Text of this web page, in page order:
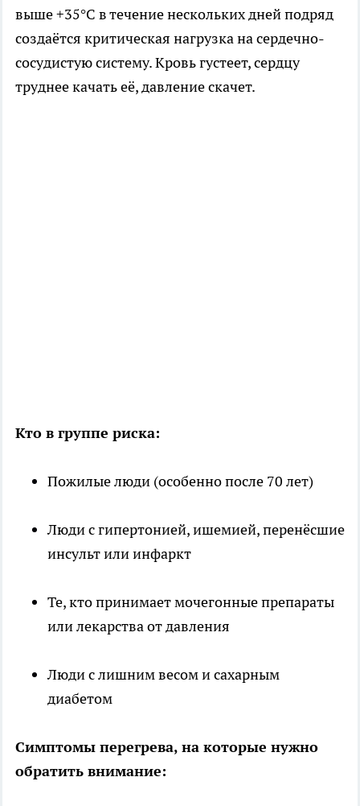
выше +35°C в течение нескольких дней подряд
создаётся критическая нагрузка на сердечно-
сосудистую систему. Кровь густеет, сердцу
труднее качать её, давление скачет.
Кто в группе риска:
Пожилые люди (особенно после 70 лет)
Люди с гипертонией, ишемией, перенёсшие
инсульт или инфаркт
Те, кто принимает мочегонные препараты
или лекарства от давления
Люди с лишним весом и сахарным
диабетом
Симптомы перегрева, на которые нужно
обратить внимание: